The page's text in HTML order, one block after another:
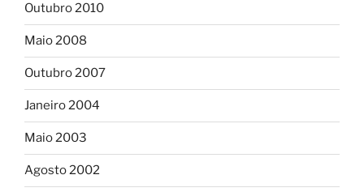
Outubro 2010
Maio 2008
Outubro 2007
Janeiro 2004
Maio 2003
Agosto 2002